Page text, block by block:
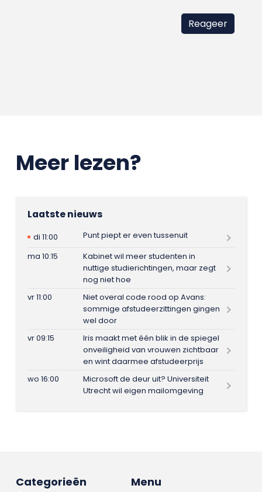
Meer lezen?
Laatste nieuws
di 11:00
Punt piept er even tussenuit
ma 10:15
Kabinet wil meer studenten in
nuttige studierichtingen, maar zegt
nog niet hoe
vr 11:00
Niet overal code rood op Avans:
sommige afstudeerzittingen gingen
wel door
vr 09:15
Iris maakt met één blik in de spiegel
onveiligheid van vrouwen zichtbaar
en wint daarmee afstudeerprijs
wo 16:00
Microsoft de deur uit? Universiteit
Utrecht wil eigen mailomgeving
Menu
Categorieën